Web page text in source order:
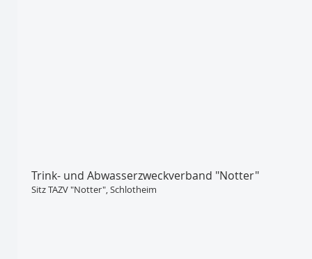
Trink- und Abwasser­zweckverband "Notter"
Sitz TAZV "Notter", Schlotheim